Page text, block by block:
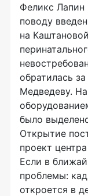
Феликс Лапин
поводу
на
обратилась
Медведеву.
было
Открытие
проект
Если в
проблемы:
откроется в